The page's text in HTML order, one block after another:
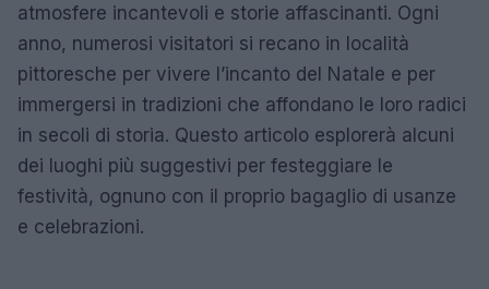
atmosfere incantevoli e storie affascinanti. Ogni
anno, numerosi visitatori si recano in località
pittoresche per vivere l’incanto del Natale e per
immergersi in tradizioni che affondano le loro radici
in secoli di storia. Questo articolo esplorerà alcuni
dei luoghi più suggestivi per festeggiare le
festività, ognuno con il proprio bagaglio di usanze
e celebrazioni.